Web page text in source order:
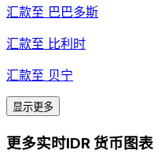
汇款至 巴巴多斯
汇款至 比利时
汇款至 贝宁
显示更多
更多实时IDR 货币图表